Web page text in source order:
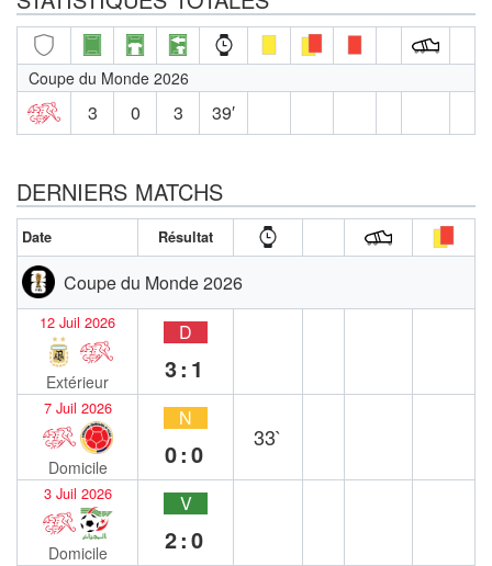
Coupe du Monde 2026
3 0 3 39′
DERNIERS MATCHS
Date Résultat
Coupe du Monde 2026
12 Juil 2026
Extérieur
D
3:1
7 Juil 2026
Domicile
N
0:0
33`
3 Juil 2026
Domicile
V
2:0